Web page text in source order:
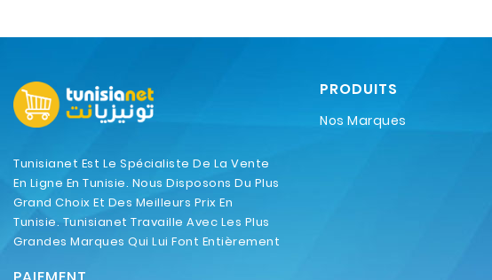
Tunisianet Est Le Spécialiste De La Vente
En Ligne En Tunisie. Nous Disposons Du Plus
Grand Choix Et Des Meilleurs Prix En
Tunisie. Tunisianet Travaille Avec Les Plus
Grandes Marques Qui Lui Font Entièrement
PRODUITS
Nos Marques